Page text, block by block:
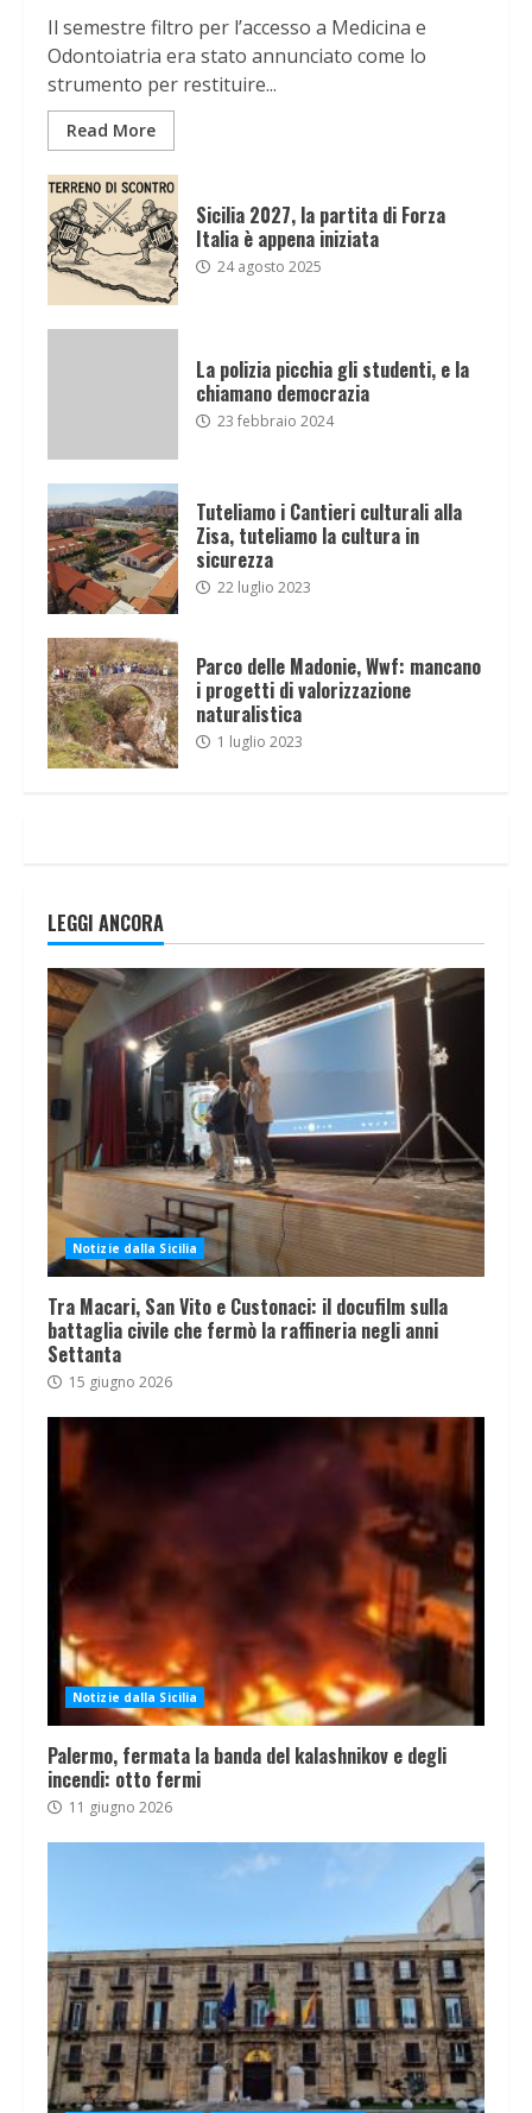
Il semestre filtro per l’accesso a Medicina e
Odontoiatria era stato annunciato come lo
strumento per restituire...
Read More
Sicilia 2027, la partita di Forza
Italia è appena iniziata
24 agosto 2025
La polizia picchia gli studenti, e la
chiamano democrazia
23 febbraio 2024
Tuteliamo i Cantieri culturali alla
Zisa, tuteliamo la cultura in
sicurezza
22 luglio 2023
Parco delle Madonie, Wwf: mancano
i progetti di valorizzazione
naturalistica
1 luglio 2023
LEGGI ANCORA
Notizie dalla Sicilia
Tra Macari, San Vito e Custonaci: il docufilm sulla
battaglia civile che fermò la raffineria negli anni
Settanta
15 giugno 2026
Notizie dalla Sicilia
Palermo, fermata la banda del kalashnikov e degli
incendi: otto fermi
11 giugno 2026